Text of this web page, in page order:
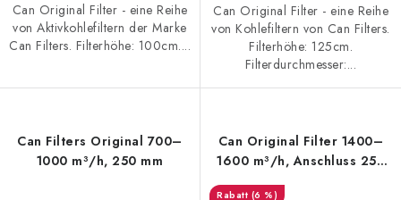
Can Original Filter - eine Reihe
von Aktivkohlefiltern der Marke
Can Filters. Filterhöhe: 100cm....
Can Original Filter - eine Reihe
von Kohlefiltern von Can Filters.
Filterhöhe: 125cm.
Filterdurchmesser:...
Can Filters Original 700–
1000 m³/h, 250 mm
Can Original Filter 1400–
1600 m³/h, Anschluss 250
(6 %)